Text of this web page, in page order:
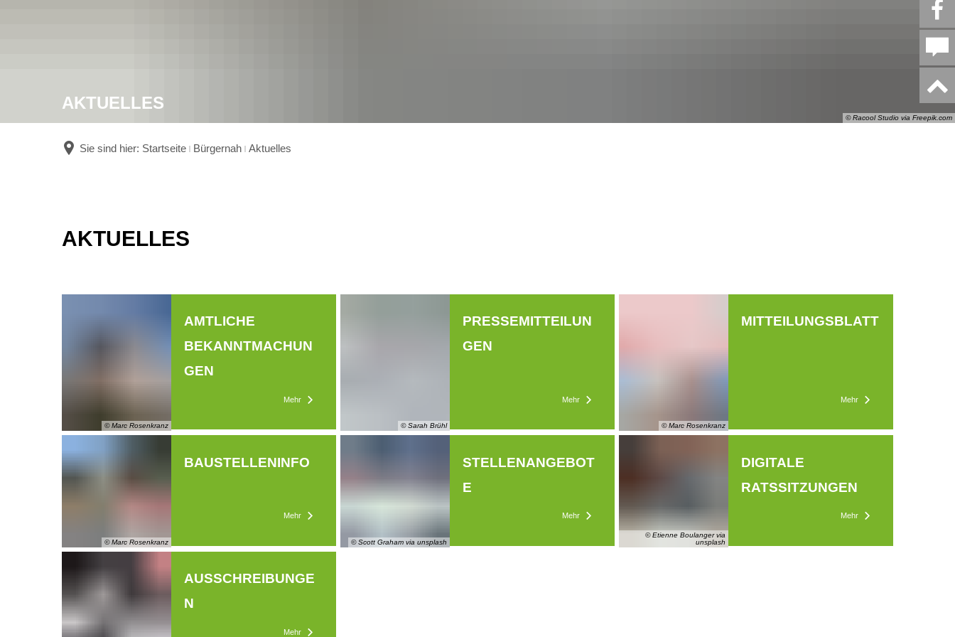
© Racool Studio via Freepik.com
AKTUELLES
Sie sind hier: Startseite Bürgernah Aktuelles
AktuellesAKTUELLES
© Marc Rosenkranz
AMTLICHE
BEKANNTMACHUN
GEN
Mehr
© Sarah Brühl
PRESSEMITTEILUN
GEN
Mehr
© Marc Rosenkranz
MITTEILUNGSBLATT
Mehr
© Marc Rosenkranz
BAUSTELLENINFO
Mehr
© Scott Graham via unsplash
STELLENANGEBOT
E
Mehr
© Etienne Boulanger via
unsplash
DIGITALE
RATSSITZUNGEN
Mehr
AUSSCHREIBUNGE
N
Mehr